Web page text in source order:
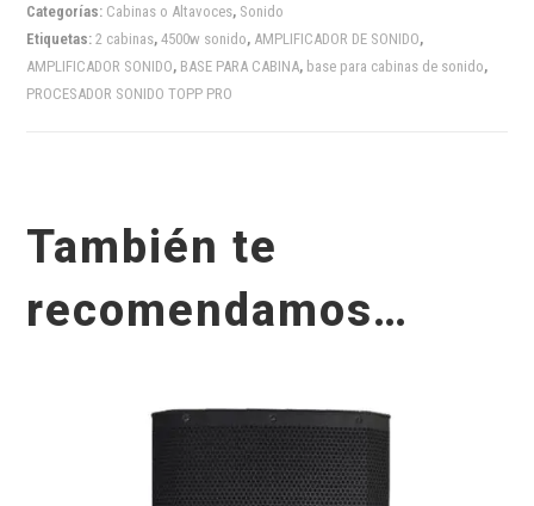
Categorías: Cabinas o Altavoces, Sonido
Etiquetas:2 cabinas,4500w sonido, AMPLIFICADOR DE SONIDO,
AMPLIFICADOR SONIDO, BASE PARA CABINA, base para cabinas de sonido,
PROCESADOR SONIDO TOPP PRO
También te
recomendamos…